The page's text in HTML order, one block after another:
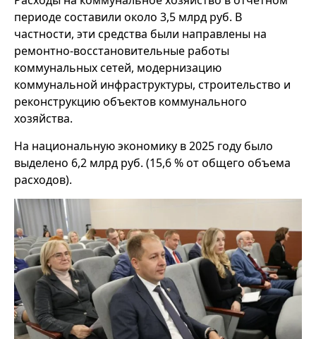
периоде составили около 3,5 млрд руб. В
частности, эти средства были направлены на
ремонтно-восстановительные работы
коммунальных сетей, модернизацию
коммунальной инфраструктуры, строительство и
реконструкцию объектов коммунального
хозяйства.
На национальную экономику в 2025 году было
выделено 6,2 млрд руб. (15,6 % от общего объема
расходов).